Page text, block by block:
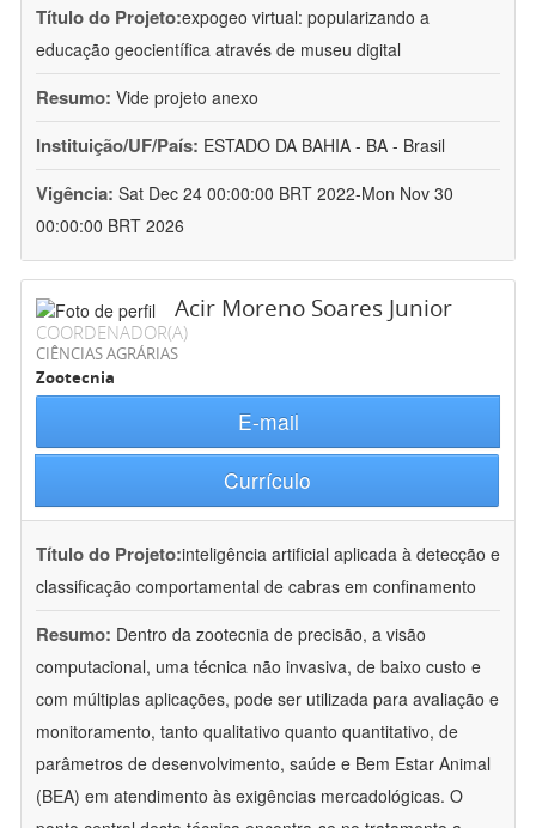
Título do Projeto:expogeo virtual: popularizando a
educação geocientífica através de museu digital
Resumo: Vide projeto anexo
Instituição/UF/País: ESTADO DA BAHIA - BA - Brasil
Vigência: Sat Dec 24 00:00:00 BRT 2022-Mon Nov 30
00:00:00 BRT 2026
Acir Moreno Soares Junior
COORDENADOR(A)
CIÊNCIAS AGRÁRIAS
Zootecnia
E-mail
Currículo
Título do Projeto:inteligência artificial aplicada à detecção e
classificação comportamental de cabras em confinamento
Resumo: Dentro da zootecnia de precisão, a visão
computacional, uma técnica não invasiva, de baixo custo e
com múltiplas aplicações, pode ser utilizada para avaliação e
monitoramento, tanto qualitativo quanto quantitativo, de
parâmetros de desenvolvimento, saúde e Bem Estar Animal
(BEA) em atendimento às exigências mercadológicas. O